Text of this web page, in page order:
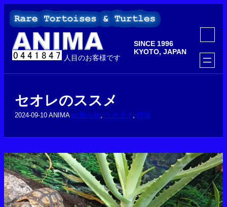
を
人目のお客様です
SINCE 1996
KYOTO, JAPAN
ア
コ
ン
リ
ン
ク
セオレのススメ
2024-09-10 ANIMA お知らせ リクガメ 情報